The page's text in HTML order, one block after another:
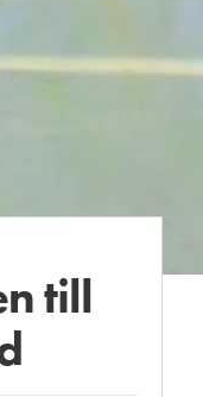
till